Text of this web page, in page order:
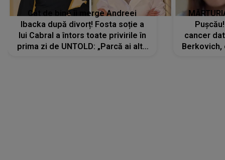
Cât de bine îi merge Andreei
Ibacka după divorț! Fosta soție a
lui Cabral a întors toate privirile în
prima zi de UNTOLD: „Parcă ai altă
cancer
Berkovich,